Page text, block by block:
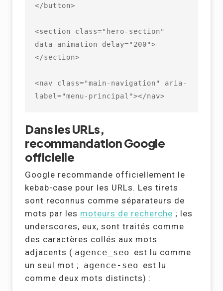
</button>
<section class="hero-section"
data-animation-delay="200">
</section>
<nav class="main-navigation" aria-
label="menu-principal"></nav>
Dans les URLs,
recommandation Google
officielle
Google recommande officiellement le
kebab-case pour les URLs. Les tirets
sont reconnus comme séparateurs de
mots par les moteurs de recherche ; les
underscores, eux, sont traités comme
des caractères collés aux mots
adjacents ( agence_seo est lu comme
un seul mot ; agence-seo est lu
comme deux mots distincts) :